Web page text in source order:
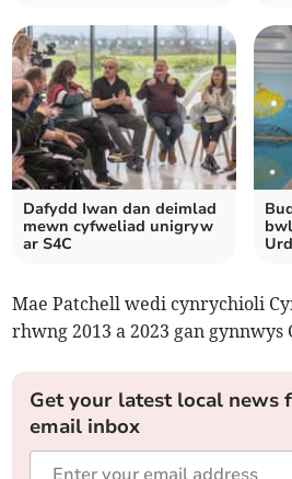
Dafydd Iwan dan deimlad
mewn cyfweliad unigryw
ar S4C
Mae Patchell wedi cynrychioli
rhwng 2013 a 2023 gan gynnwys
Get your latest local news
email inbox